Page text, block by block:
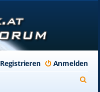
Anmelden
Registrieren